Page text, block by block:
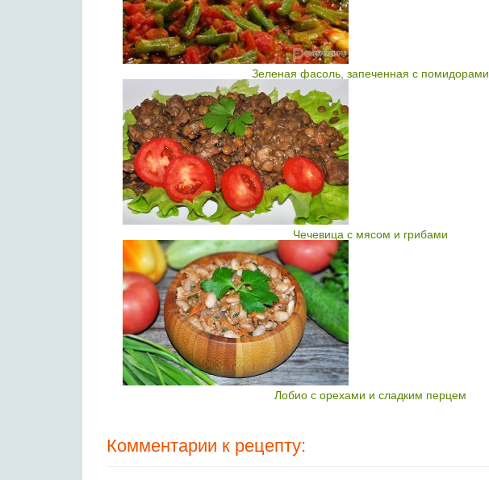
Зеленая фасоль, запеченная с помидорами
Чечевица с мясом и грибами
Лобио с орехами и сладким перцем
Комментарии к рецепту: